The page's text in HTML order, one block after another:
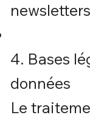
4. Bases
données
Le